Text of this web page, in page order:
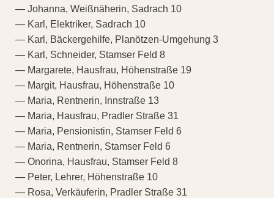
— Johanna, Weißnäherin, Sadrach 10
— Karl, Elektriker, Sadrach 10
— Karl, Bäckergehilfe, Planötzen-Umgehung 3
— Karl, Schneider, Stamser Feld 8
— Margarete, Hausfrau, Höhenstraße 19
— Margit, Hausfrau, Höhenstraße 10
— Maria, Rentnerin, Innstraße 13
— Maria, Hausfrau, Pradler Straße 31
— Maria, Pensionistin, Stamser Feld 6
— Maria, Rentnerin, Stamser Feld 6
— Onorina, Hausfrau, Stamser Feld 8
— Peter, Lehrer, Höhenstraße 10
— Rosa, Verkäuferin, Pradler Straße 31